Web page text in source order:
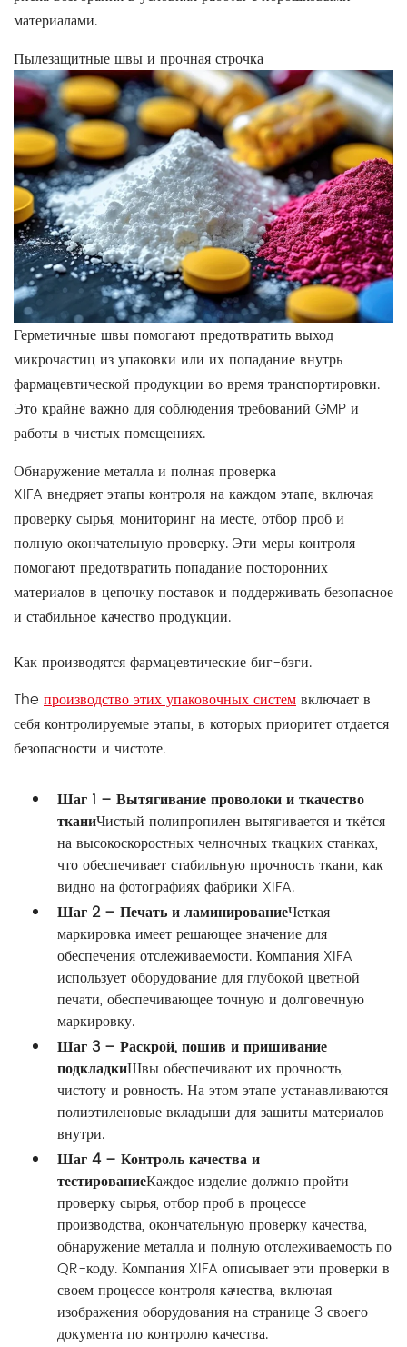
материалами.
Пылезащитные швы и прочная строчка
Герметичные швы помогают предотвратить выход
микрочастиц из упаковки или их попадание внутрь
фармацевтической продукции во время транспортировки.
Это крайне важно для соблюдения требований GMP и
работы в чистых помещениях.
Обнаружение металла и полная проверка
XIFA внедряет этапы контроля на каждом этапе, включая
проверку сырья, мониторинг на месте, отбор проб и
полную окончательную проверку. Эти меры контроля
помогают предотвратить попадание посторонних
материалов в цепочку поставок и поддерживать безопасное
и стабильное качество продукции.
Как производятся фармацевтические биг-бэги.
The производство этих упаковочных системвключает в
себя контролируемые этапы, в которых приоритет отдается
безопасности и чистоте.
Шаг 1 – Вытягивание проволоки и ткачество
тканиЧистый полипропилен вытягивается и ткётся
на высокоскоростных челночных ткацких станках,
что обеспечивает стабильную прочность ткани, как
видно на фотографиях фабрики XIFA.
Шаг 2 – Печать и ламинированиеЧеткая
маркировка имеет решающее значение для
обеспечения отслеживаемости. Компания XIFA
использует оборудование для глубокой цветной
печати, обеспечивающее точную и долговечную
маркировку.
Шаг 3 – Раскрой, пошив и пришивание
подкладкиШвы обеспечивают их прочность,
чистоту и ровность. На этом этапе устанавливаются
полиэтиленовые вкладыши для защиты материалов
внутри.
Шаг 4 – Контроль качества и
тестированиеКаждое изделие должно пройти
проверку сырья, отбор проб в процессе
производства, окончательную проверку качества,
обнаружение металла и полную отслеживаемость по
QR-коду. Компания XIFA описывает эти проверки в
своем процессе контроля качества, включая
изображения оборудования на странице 3 своего
документа по контролю качества.